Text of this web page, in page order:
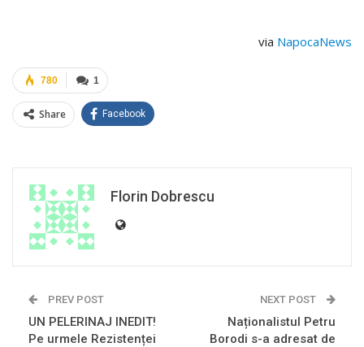
via NapocaNews
1
780
Share Facebook
Florin Dobrescu
PREV POST
UN PELERINAJ INEDIT!
Pe urmele Rezistenței
NEXT POST
Naționalistul Petru
Borodi s-a adresat de